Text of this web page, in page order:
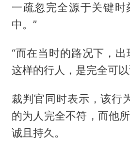
一疏忽完全源于关键时
中。”
“而在当时的路况下，
这样的行人，是完全可
裁判官同时表示，该行
的为人完全不符，而他
诚且持久。